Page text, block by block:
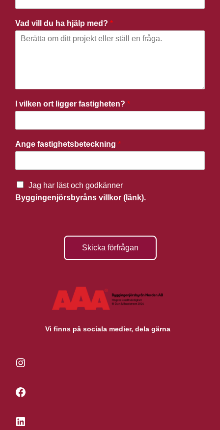
Vad vill du ha hjälp med? *
I vilken ort ligger fastigheten? *
Ange fastighetsbeteckning *
Jag har läst och godkänner
Byggingenjörsbyråns villkor (länk).
Skicka förfrågan
Vi finns på sociala medier, dela gärna
Instagram
Facebook
LinkedIn